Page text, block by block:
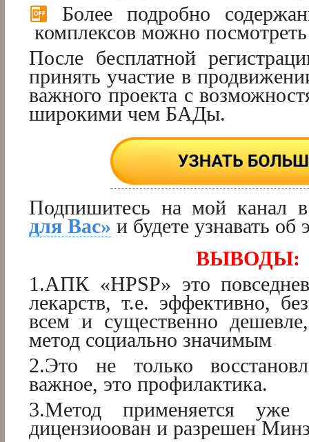
Более подробно
комплексов можно
После бесплатной
принять участие в
важного проекта с
широкими чем БАДы.
Подпишитесь на мой канал
для Вас» и будете узнавать об
ВЫВОДЫ:
1.АПК «HPSP» это
лекарств, т.е. эффективно,
всем и существенно
метод социально значимым
2.Это не только
важное, это профилактика.
3.Метод применяется
дицензиоован и разрешен